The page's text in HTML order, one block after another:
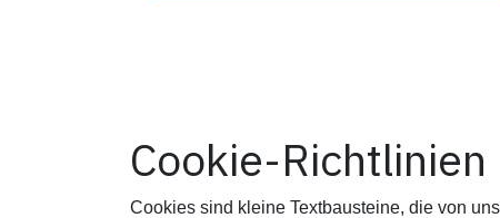
Cookie-Richtlinien
Cookies sind kleine Textbausteine, die von